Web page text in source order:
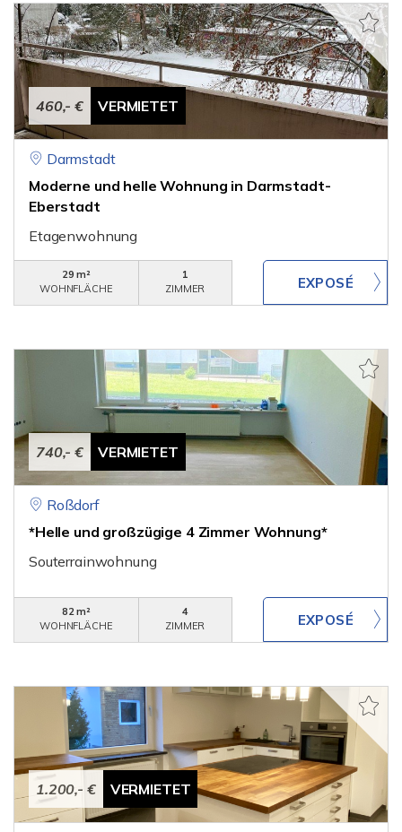
460,- € VERMIETET
Darmstadt
Moderne und helle Wohnung in Darmstadt-
Eberstadt
Etagenwohnung
29 m²
WOHNFLÄCHE
1
ZIMMER
740,- € VERMIETET
Roßdorf
*Helle und großzügige 4 Zimmer Wohnung*
Souterrainwohnung
82 m²
WOHNFLÄCHE
4
ZIMMER
1.200,- € VERMIETET